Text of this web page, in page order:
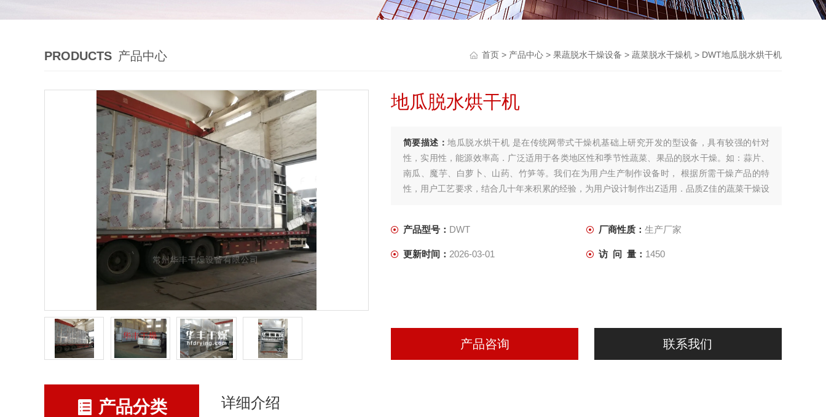
PRODUCTS 产品中心 首页 > 产品中心 > 果蔬脱水干燥设备 > 蔬菜脱水干燥机 > DWT地瓜脱水烘干机
地瓜脱水烘干机
简要描述：地瓜脱水烘干机 是在传统网带式干燥机基础上研究开发的型设备，具有较强的针对
性，实用性，能源效率高．广泛适用于各类地区性和季节性蔬菜、果品的脱水干燥。如：蒜片、
南瓜、魔芋、白萝卜、山药、竹笋等。我们在为用户生产制作设备时， 根据所需干燥产品的特
性，用户工艺要求，结合几十年来积累的经验，为用户设计制作出Z适用．品质Z佳的蔬菜干燥设
产品型号： DWT 厂商性质： 生产厂家
更新时间： 2026-03-01 访 问 量： 1450
产品咨询 联系我们
产品分类 详细介绍